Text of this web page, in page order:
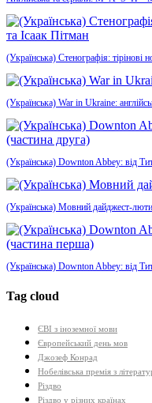
(Українська) Стенографія: тірінові
(Українська) War in Ukraine:
(Українська) Downton Abbey: від
(Українська) Мовний дайджест-
(Українська) Downton Abbey: від
Tag cloud
ЄВІ з іноземної мови
Європейський день мов
Джозеф Конрад
Нобелівська премія з
Різдво
Різдво у різних країнах